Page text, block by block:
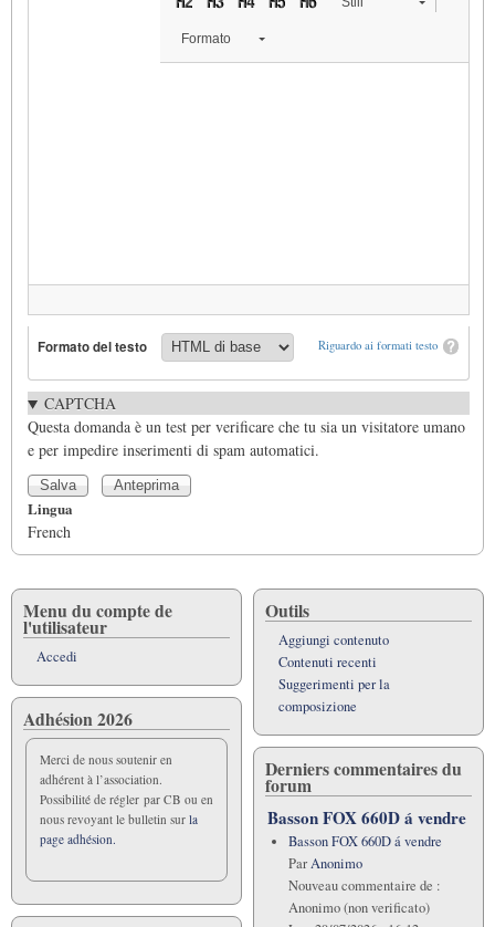
Formato
Riguardo ai formati testo
Formato del testo
CAPTCHA
Questa domanda è un test per verificare che tu sia un visitatore umano
e per impedire inserimenti di spam automatici.
Lingua
French
Menu du compte de
l'utilisateur
Accedi
Adhésion 2026
Merci de nous soutenir en
adhérent à l’association.
Possibilité de régler par CB ou en
nous revoyant le bulletin sur la
page adhésion.
Outils
Aggiungi contenuto
Contenuti recenti
Suggerimenti per la
composizione
Derniers commentaires du
forum
Basson FOX 660D á vendre
Basson FOX 660D á vendre
ParAnonimo
Nouveau commentaire de :
Anonimo (non verificato)